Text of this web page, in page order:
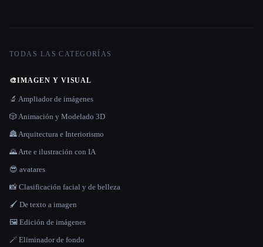
TODAS LAS CATEGORÍAS
🎨IMAGEN Y VISUAL
🔬 Ampliador de imágenes
🎲 Animación y Modelado 3D
🏯 Arquitectura e Interiorismo
🌄 Arte e ilustración con IA
😎 avatares
📸 Clasificación facial y de belleza
🖌️ De texto a imagen
🖼️ Edición de imágenes
🪄 Eliminador de fondo